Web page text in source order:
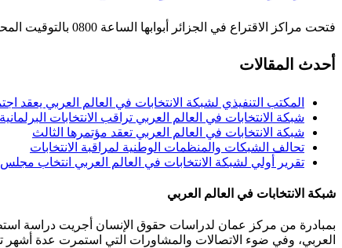
فتحت مراكز الاقتراع في الجزائر أبوابها الساعة 0800 بالتوقيت المحلي (0700 بتوقيت غرينتش) اليوم الخميس، …
أحدث المقالات
المكتب التنفيذي لشبكة الانتخابات في العالم العربي يعقد
شبكة الانتخابات في العالم العربي تراقب الانتخابات
شبكة الانتخابات في العالم العربي تعقد مؤتمرها الثالث
تحالف الشبكات والمنظمات الوطنية لمراقبة الانتخابات
تقرير أولي لشبكة الانتخابات في العالم العربي انتخاب مجلس
شبكة الانتخابات في العالم العربي
بمبادرة من مركز عمان لدراسات حقوق الإنسان أجريت دراسة
العربي، وفي ضوء الاتصالات والمشاورات التي استمرت عدة أشهر توافقت 40 مؤسسة من مختلف المنظمات المعنية بالانتخابات من 11 دولة عربية على تأسيس هذه